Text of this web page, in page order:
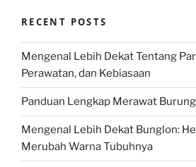
RECENT POSTS
Mengenal Lebih Dekat Tentang
Perawatan, dan Kebiasaan
Panduan Lengkap Merawat
Mengenal Lebih Dekat Bunglon:
Merubah Warna Tubuhnya